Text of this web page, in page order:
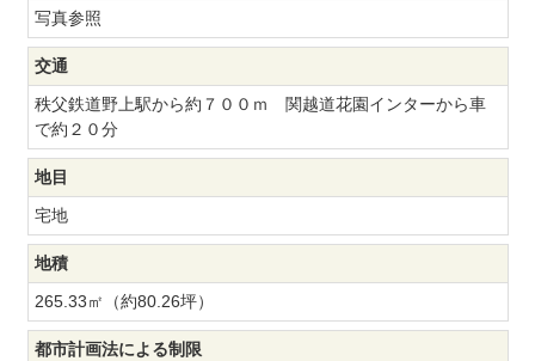
写真参照
交通
秩父鉄道野上駅から約７００ｍ 関越道花園インターから車
で約２０分
地目
宅地
地積
265.33㎡（約80.26坪）
都市計画法による制限